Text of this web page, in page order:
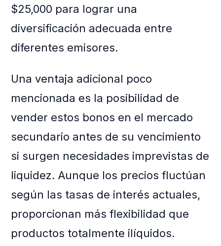
$25,000 para lograr una
diversificación adecuada entre
diferentes emisores.
Una ventaja adicional poco
mencionada es la posibilidad de
vender estos bonos en el mercado
secundario antes de su vencimiento
si surgen necesidades imprevistas de
liquidez. Aunque los precios fluctúan
según las tasas de interés actuales,
proporcionan más flexibilidad que
productos totalmente ilíquidos.